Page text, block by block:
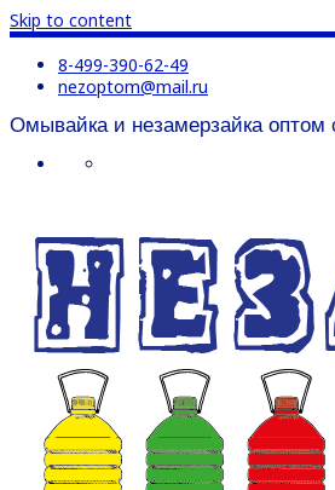
Skip to content
8-499-390-62-49
nezoptom@mail.ru
Омывайка и незамерзайка оптом